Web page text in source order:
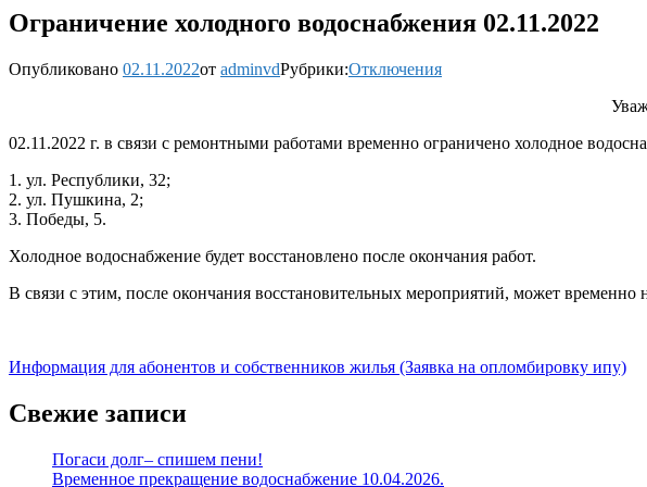
Ограничение холодного водоснабжения 02.11.2022
Опубликовано 02.11.2022от adminvdРубрики:Отключения
02.11.2022 г. в связи с ремонтными работами временно ограничено холодное
1. ул. Республики, 32;
2. ул. Пушкина, 2;
3. Победы, 5.
Холодное водоснабжение будет восстановлено после окончания работ.
В связи с этим, после окончания восстановительных мероприятий, может
Информация для абонентов и собственников жилья (Заявка на опломбировку ипу)
Свежие записи
Погаси долг– спишем пени!
Временное прекращение водоснабжение 10.04.2026.